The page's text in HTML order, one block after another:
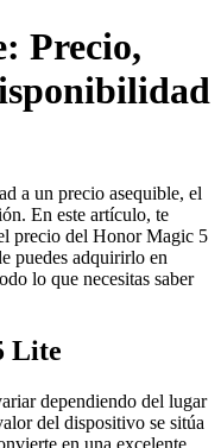
Precio,
a un precio asequible, el
En este artículo, te
precio del Honor Magic 5
puedes adquirirlo en
lo que necesitas saber
Lite
dependiendo del lugar
del dispositivo se sitúa
en una excelente